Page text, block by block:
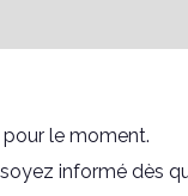
le moment.
informé dès